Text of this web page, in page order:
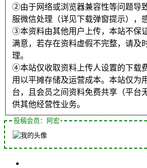
②由于网络或浏览器兼容性等问题导
服微信处理（详见下载弹窗提示），
③本资料由其他用户上传，本站不保
满意，若存在资料虚假不完整，请及
理。
④本站仅收取资料上传人设置的下载
用以平摊存储及运营成本。本站仅为
台，且会员之间资料免费共享（平台
供其他经营性业务。
投稿会员：阿宏